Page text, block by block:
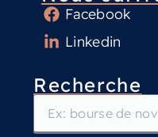
Recherche
Facebook
Linkedin